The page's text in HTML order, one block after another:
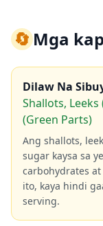
🔄Mga
Dilaw Na
Shallots,
(Green Parts)
Ang shallots,
sugar kaysa sa
carbohydrates
ito, kaya hindi
serving.